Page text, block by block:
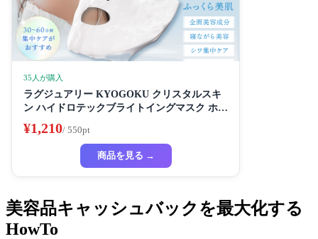
35人が購入
ラグジュアリー KYOGOKU クリスタルスキ
ン ハイドロテックブライトイングマスク ホワ
イトニングマスク 超濃厚保湿 ホワイトニング
フェイスパック ビューティーサロン監修者 シ
ートマスク ハイドラ 美容液
¥1,210/ 550pt
商品を見る →
美容品キャッシュバックを最大化する
HowTo